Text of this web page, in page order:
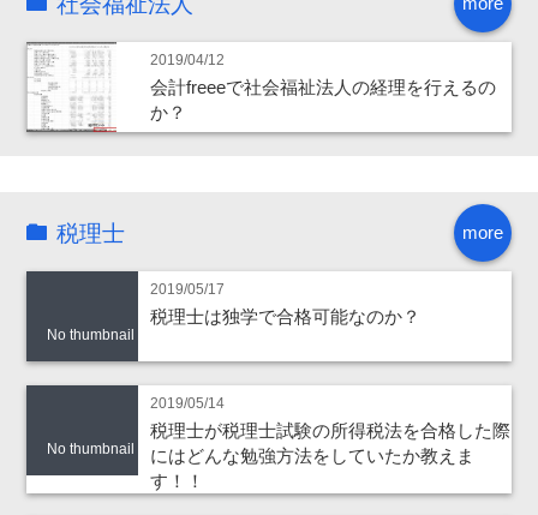
2019/04/12
会計freeeで社会福祉法人の経理を行えるの
か？
more
税理士
No thumbnail
2019/05/17
税理士は独学で合格可能なのか？
No thumbnail
2019/05/14
税理士が税理士試験の所得税法を合格した際
にはどんな勉強方法をしていたか教えま
す！！